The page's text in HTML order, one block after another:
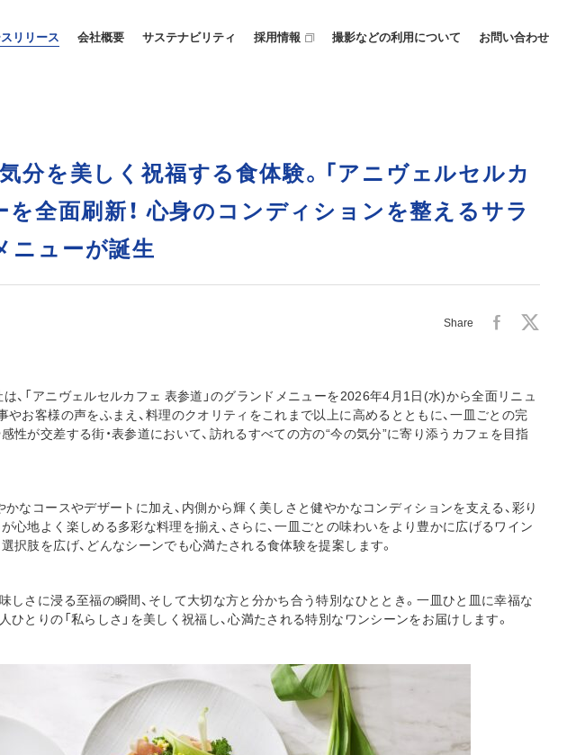
リリース 会社概要 サステナビリティ 採用情報 撮影などの利用について お問い合わせ
分を美しく祝福する食体験。「アニヴェルセルカ
全面刷新！ 心身のコンディションを整えるサラ
ニューが誕生
Share
、「アニヴェルセルカフェ 表参道」のグランドメニューを2026年4月1日(水)から全面リニュ
お客様の声をふまえ、料理のクオリティをこれまで以上に高めるとともに、一皿ごとの完
が交差する街・表参道において、訪れるすべての方の“今の気分”に寄り添うカフェを目指
なコースやデザートに加え、内側から輝く美しさと健やかなコンディションを支える、彩り
心地よく楽しめる多彩な料理を揃え、さらに、一皿ごとの味わいをより豊かに広げるワイン
肢を広げ、どんなシーンでも心満たされる食体験を提案します。
しさに浸る至福の瞬間、そして大切な方と分かち合う特別なひととき。一皿ひと皿に幸福な
とりの「私らしさ」を美しく祝福し、心満たされる特別なワンシーンをお届けします。